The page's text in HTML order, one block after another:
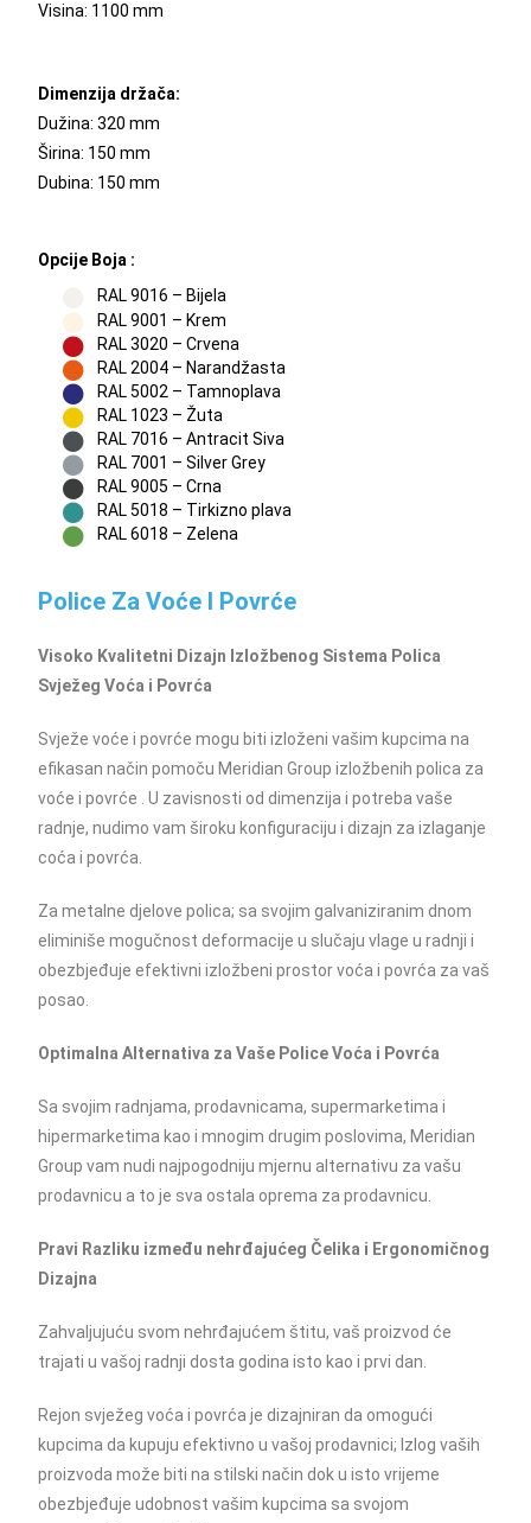
Visina: 1100 mm
Dimenzija držača:
Dužina: 320 mm
Širina: 150 mm
Dubina: 150 mm
Opcije Boja :
RAL 9016 – Bijela
RAL 9001 – Krem
RAL 3020 – Crvena
RAL 2004 – Narandžasta
RAL 5002 – Tamnoplava
RAL 1023 – Žuta
RAL 7016 – Antracit Siva
RAL 7001 – Silver Grey
RAL 9005 – Crna
RAL 5018 – Tirkizno plava
RAL 6018 – Zelena
Police Za Voće I Povrće
Visoko Kvalitetni Dizajn Izložbenog Sistema Polica
Svježeg Voća i Povrća
Svježe voće i povrće mogu biti izloženi vašim kupcima na
efikasan način pomoču Meridian Group izložbenih polica za
voće i povrće . U zavisnosti od dimenzija i potreba vaše
radnje, nudimo vam široku konfiguraciju i dizajn za izlaganje
coća i povrća.
Za metalne djelove polica; sa svojim galvaniziranim dnom
eliminiše mogučnost deformacije u slučaju vlage u radnji i
obezbjeđuje efektivni izložbeni prostor voća i povrća za vaš
posao.
Optimalna Alternativa za Vaše Police Voća i Povrća
Sa svojim radnjama, prodavnicama, supermarketima i
hipermarketima kao i mnogim drugim poslovima, Meridian
Group vam nudi najpogodniju mjernu alternativu za vašu
prodavnicu a to je sva ostala oprema za prodavnicu.
Pravi Razliku između nehrđajućeg Čelika i Ergonomičnog
Dizajna
Zahvaljujuću svom nehrđajućem štitu, vaš proizvod će
trajati u vašoj radnji dosta godina isto kao i prvi dan.
Rejon svježeg voća i povrća je dizajniran da omogući
kupcima da kupuju efektivno u vašoj prodavnici; Izlog vaših
proizvoda može biti na stilski način dok u isto vrijeme
obezbjeđuje udobnost vašim kupcima sa svojom